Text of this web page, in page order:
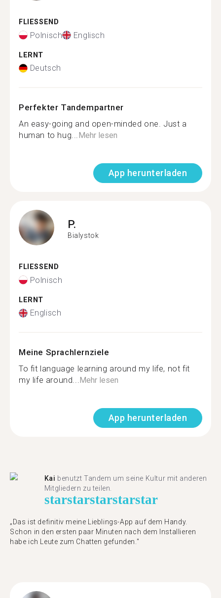
FLIESSEND
Polnisch Englisch
LERNT
Deutsch
Perfekter Tandempartner
An easy-going and open-minded one. Just a
human to hug...Mehr lesen
App herunterladen
P.
Bialystok
FLIESSEND
Polnisch
LERNT
Englisch
Meine Sprachlernziele
To fit language learning around my life, not fit
my life around...Mehr lesen
App herunterladen
Kai benutzt Tandem um seine Kultur mit anderen
Mitgliedern zu teilen.
starstarstarstarstar
„Das ist definitiv meine Lieblings-App auf dem Handy.
Schon in den ersten paar Minuten nach dem Installieren
habe ich Leute zum Chatten gefunden."